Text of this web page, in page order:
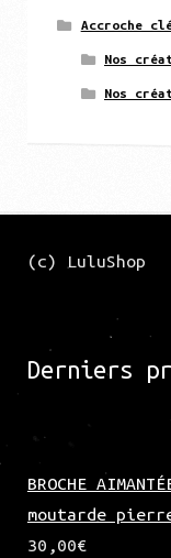
Accroche
Nos
Nos
(c) LuluShop
Derniers
BROCHE
moutarde
30,00€